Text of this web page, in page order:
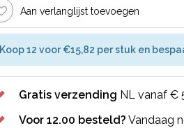
Aan verlanglijst toevoegen
Koop 12 voor €15,82 per stuk en
Gratis verzending NL vanaf €
Voor 12.00 besteld? Vandaag